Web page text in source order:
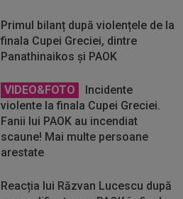
Primul bilanț după violențele de la
finala Cupei Greciei, dintre
Panathinaikos și PAOK
VIDEO&FOTO
Incidente
violente la finala Cupei Greciei.
Fanii lui PAOK au incendiat
scaune! Mai multe persoane
arestate
Reacția lui Răzvan Lucescu după